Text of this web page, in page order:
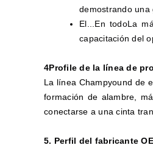
demostrando una
El... En todoLa
capacitación del
4Profile de la línea de
La línea Champyound de
formación de alambre,
conectarse a una cinta
5. Perfil del fabricante